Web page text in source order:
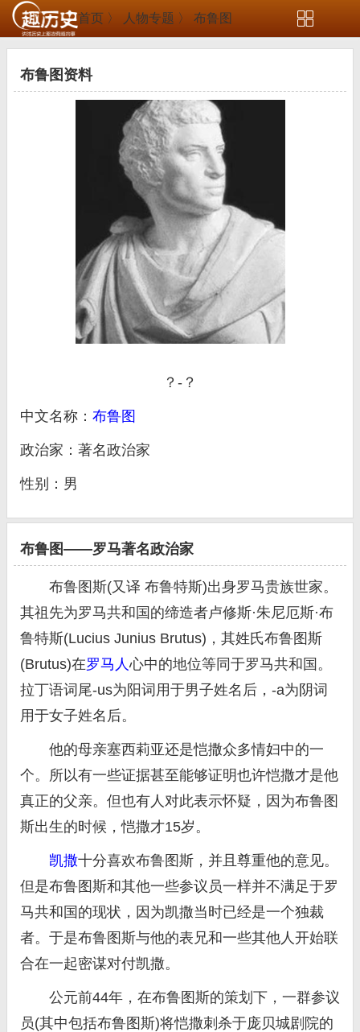
首页 〉 人物专题 〉 布鲁图
布鲁图资料
？-？
中文名称： 布鲁图
政治家：著名政治家
性别：男
布鲁图——罗马著名政治家
布鲁图斯(又译 布鲁特斯)出身罗马贵族世家。
其祖先为罗马共和国的缔造者卢修斯·朱尼厄斯·布
鲁特斯(Lucius Junius Brutus)，其姓氏布鲁图斯
(Brutus)在罗马人心中的地位等同于罗马共和国。
拉丁语词尾-us为阳词用于男子姓名后，-a为阴词
用于女子姓名后。
他的母亲塞西莉亚还是恺撒众多情妇中的一
个。所以有一些证据甚至能够证明也许恺撒才是他
真正的父亲。但也有人对此表示怀疑，因为布鲁图
斯出生的时候，恺撒才15岁。
凯撒十分喜欢布鲁图斯，并且尊重他的意见。
但是布鲁图斯和其他一些参议员一样并不满足于罗
马共和国的现状，因为凯撒当时已经是一个独裁
者。于是布鲁图斯与他的表兄和一些其他人开始联
合在一起密谋对付凯撒。
公元前44年，在布鲁图斯的策划下，一群参议
员(其中包括布鲁图斯)将恺撒刺杀于庞贝城剧院的